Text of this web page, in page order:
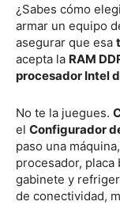
¿Sabes cómo
armar un equipo
asegurar que esa
acepta la RAM
procesador Intel
No te la juegues.
el Configurador
paso una
procesador, placa
gabinete y
de conectividad,